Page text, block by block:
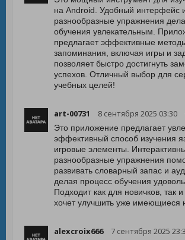
на Android. Удобный интерфейс
разнообразные упражнения
обучения увлекательным.
предлагает эффективные
запоминания, включая игры и
позволяет быстро достигнуть
успехов. Отличный выбор для
учебных целей!
art-00731 8 сентября 2025 03:30
Это приложение предлагает
эффективный способ изучения
игровые элементы.
разнообразные упражнения
развивать словарный запас и
делая процесс обучения
Подходит как для новичков, так
хочет улучшить уже имеющиеся
alexcroix666 7 сентября 2025